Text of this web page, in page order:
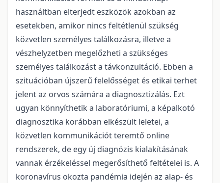
használtban elterjedt eszközök azokban az
esetekben, amikor nincs feltétlenül szükség
közvetlen személyes találkozásra, illetve a
vészhelyzetben megelőzheti a szükséges
személyes találkozást a távkonzultáció. Ebben a
szituációban újszerű felelősséget és etikai terhet
jelent az orvos számára a diagnosztizálás. Ezt
ugyan könnyíthetik a laboratóriumi, a képalkotó
diagnosztika korábban elkészült leletei, a
közvetlen kommunikációt teremtő online
rendszerek, de egy új diagnózis kialakításának
vannak érzékeléssel megerősíthető feltételei is. A
koronavírus okozta pandémia idején az alap- és